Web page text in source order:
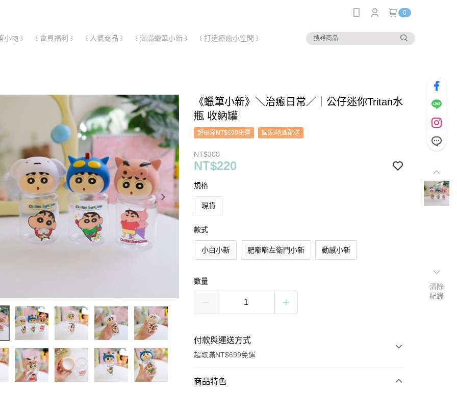
0
小物 ꒱ ꒰ 會員福利 ꒱ ꒰ 人氣商品 ꒱ ꒰ 滿滿蠟筆小新 ꒱ ꒰ 打造療癒小空間 ꒱
《蠟筆小新》＼治癒日常／｜公仔迷你Tritan水
瓶 收納罐
超取滿NT$699免運 國家/地區配送
NT$300
NT$220
規格
現貨
款式
小白小新 肥嘟嘟左衛門小新 動感小新
數量
付款與運送方式
超取滿NT$699免運
付款方式
商品特色
清除
紀錄